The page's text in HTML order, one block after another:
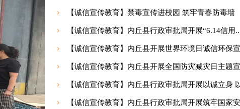
【诚信宣传教育】禁毒宣传进校园 筑牢青春防毒墙
【诚信宣传教育】内丘县行政审批局开展“6.14信用
【诚信宣传教育】内丘县开展世界环境日诚信环保
【诚信宣传教育】内丘县开展全国防灾减灾日主题
【诚信宣传教育】内丘县行政审批局开展以诚立身
【诚信宣传教育】内丘县行政审批局开展筑牢国家